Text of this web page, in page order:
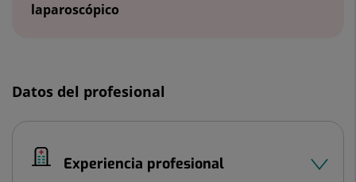
laparoscópico
Datos del profesional
Experiencia profesional